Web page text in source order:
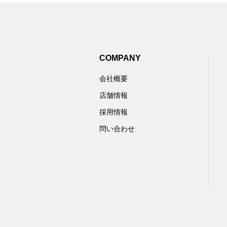
COMPANY
会社概要
店舗情報
採用情報
問い合わせ